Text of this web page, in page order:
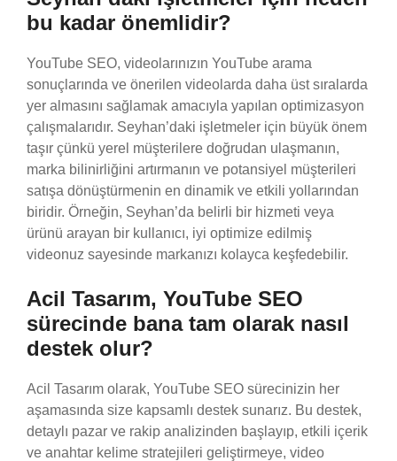
bu kadar önemlidir?
YouTube SEO, videolarınızın YouTube arama
sonuçlarında ve önerilen videolarda daha üst sıralarda
yer almasını sağlamak amacıyla yapılan optimizasyon
çalışmalarıdır. Seyhan’daki işletmeler için büyük önem
taşır çünkü yerel müşterilere doğrudan ulaşmanın,
marka bilinirliğini artırmanın ve potansiyel müşterileri
satışa dönüştürmenin en dinamik ve etkili yollarından
biridir. Örneğin, Seyhan’da belirli bir hizmeti veya
ürünü arayan bir kullanıcı, iyi optimize edilmiş
videonuz sayesinde markanızı kolayca keşfedebilir.
Acil Tasarım, YouTube SEO
sürecinde bana tam olarak nasıl
destek olur?
Acil Tasarım olarak, YouTube SEO sürecinizin her
aşamasında size kapsamlı destek sunarız. Bu destek,
detaylı pazar ve rakip analizinden başlayıp, etkili içerik
ve anahtar kelime stratejileri geliştirmeye, video